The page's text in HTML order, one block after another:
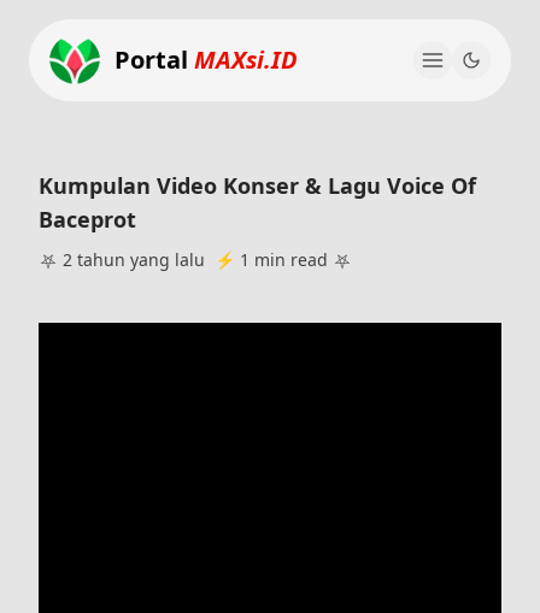
Portal MAXsi.ID
Kumpulan Video Konser & Lagu Voice Of
Baceprot
⛧ 2 tahun yang lalu ⚡ 1 min read ⛧